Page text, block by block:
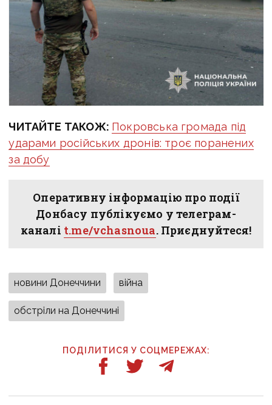
ЧИТАЙТЕ ТАКОЖ: Покровська громада під
ударами російських дронів: троє поранених
за добу
Оперативну інформацію про події
Донбасу публікуємо у телеграм-
каналі t.me/vchasnoua. Приєднуйтеся!
новини Донеччини війна
обстріли на Донеччині
ПОДІЛИТИСЯ У СОЦМЕРЕЖАХ: